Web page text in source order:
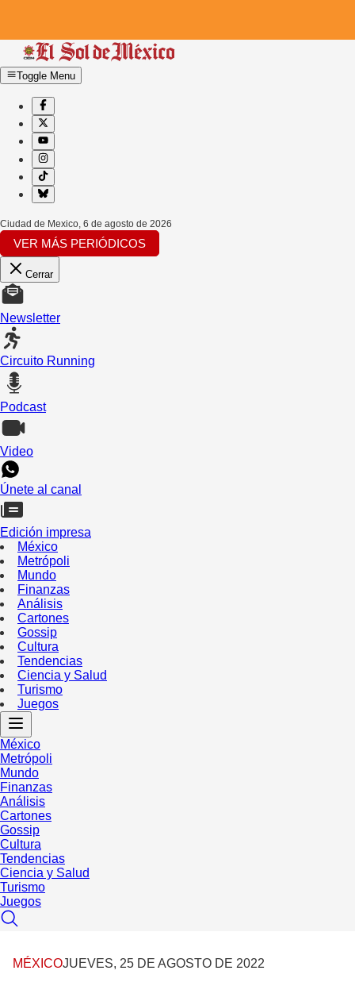
Toggle Menu
Ciudad de Mexico, 6 de agosto de 2026
VER MÁS PERIÓDICOS
Cerrar
Newsletter
Circuito Running
Podcast
Video
Únete al canal
Edición impresa
México
Metrópoli
Mundo
Finanzas
Análisis
Cartones
Gossip
Cultura
Tendencias
Ciencia y Salud
Turismo
Juegos
México
Metrópoli
Mundo
Finanzas
Análisis
Cartones
Gossip
Cultura
Tendencias
Ciencia y Salud
Turismo
Juegos
MÉXICOJUEVES, 25 DE AGOSTO DE 2022